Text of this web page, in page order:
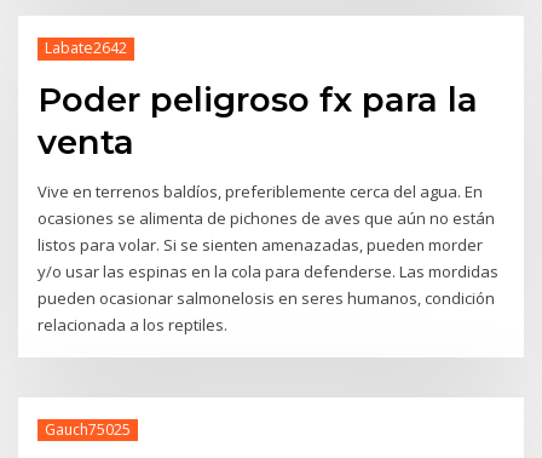
Labate2642
Poder peligroso fx para la
venta
Vive en terrenos baldíos, preferiblemente cerca del agua. En
ocasiones se alimenta de pichones de aves que aún no están
listos para volar. Si se sienten amenazadas, pueden morder
y/o usar las espinas en la cola para defenderse. Las mordidas
pueden ocasionar salmonelosis en seres humanos, condición
relacionada a los reptiles.
Gauch75025